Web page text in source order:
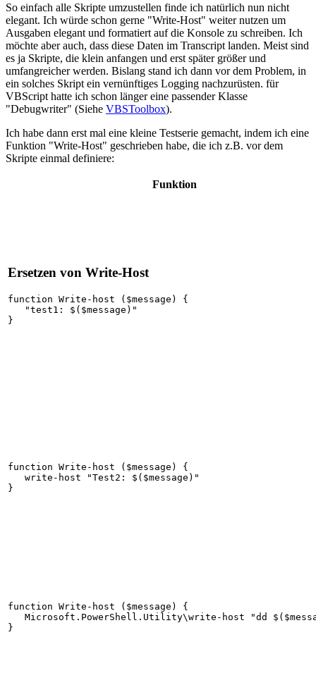
So einfach alle Skripte umzustellen finde ich natürlich nun nicht
elegant. Ich würde schon gerne "Write-Host" weiter nutzen um
Ausgaben elegant und formatiert auf die Konsole zu schreiben. Ich
möchte aber auch, dass diese Daten im Transcript landen. Meist sind
es ja Skripte, die klein anfangen und erst später größer und
umfangreicher werden. Bislang stand ich dann vor dem Problem, in
ein solches Skript ein vernünftiges Logging nachzurüsten. für
VBScript hatte ich schon länger eine passender Klasse
"Debugwriter" (Siehe VBSToolbox).
Ich habe dann erst mal eine kleine Testserie gemacht, indem ich eine
Funktion "Write-Host" geschrieben habe, die ich z.B. vor dem
Skripte einmal definiere:
Funktion
Ersetzen von Write-Host
function Write-host ($message) {
   "test1: $($message)"
}
function Write-host ($message) {
   write-host "Test2: $($message)"
}
function Write-host ($message) {
Microsoft.PowerShell.Utility\write-host "dd
}